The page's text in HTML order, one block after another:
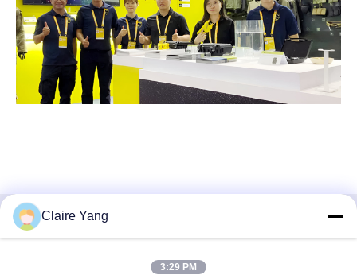
Γρήγορη επικοινωνία
Claire Yang
3:29 PM